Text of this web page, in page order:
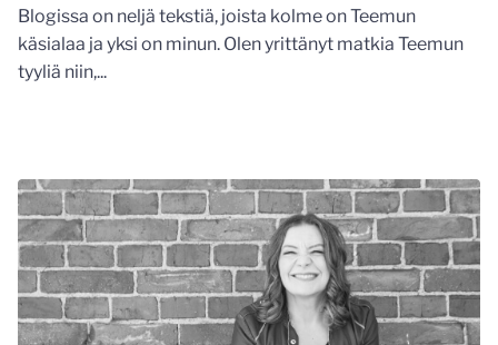
Blogissa on neljä tekstiä, joista kolme on Teemun
käsialaa ja yksi on minun. Olen yrittänyt matkia Teemun
tyyliä niin,...